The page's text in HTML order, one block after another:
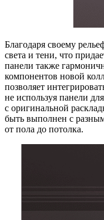
Благодаря своему
света и тени, что
панели также
компонентов новой
позволяет
не используя панели
с оригинальной
быть выполнен с
от пола до потолка.